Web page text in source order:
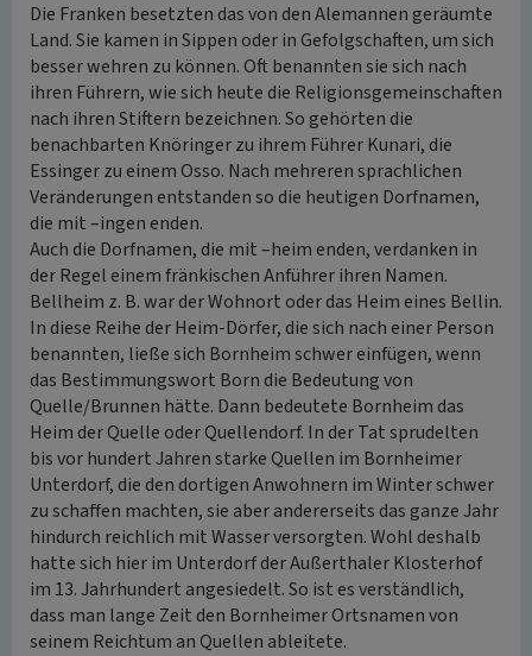
Die Franken besetzten das von den Alemannen geräumte
Land. Sie kamen in Sippen oder in Gefolgschaften, um sich
besser wehren zu können. Oft benannten sie sich nach
ihren Führern, wie sich heute die Religionsgemeinschaften
nach ihren Stiftern bezeichnen. So gehörten die
benachbarten Knöringer zu ihrem Führer Kunari, die
Essinger zu einem Osso. Nach mehreren sprachlichen
Veränderungen entstanden so die heutigen Dorfnamen,
die mit –ingen enden.
Auch die Dorfnamen, die mit –heim enden, verdanken in
der Regel einem fränkischen Anführer ihren Namen.
Bellheim z. B. war der Wohnort oder das Heim eines Bellin.
In diese Reihe der Heim-Dörfer, die sich nach einer Person
benannten, ließe sich Bornheim schwer einfügen, wenn
das Bestimmungswort Born die Bedeutung von
Quelle/Brunnen hätte. Dann bedeutete Bornheim das
Heim der Quelle oder Quellendorf. In der Tat sprudelten
bis vor hundert Jahren starke Quellen im Bornheimer
Unterdorf, die den dortigen Anwohnern im Winter schwer
zu schaffen machten, sie aber andererseits das ganze Jahr
hindurch reichlich mit Wasser versorgten. Wohl deshalb
hatte sich hier im Unterdorf der Außerthaler Klosterhof
im 13. Jahrhundert angesiedelt. So ist es verständlich,
dass man lange Zeit den Bornheimer Ortsnamen von
seinem Reichtum an Quellen ableitete.